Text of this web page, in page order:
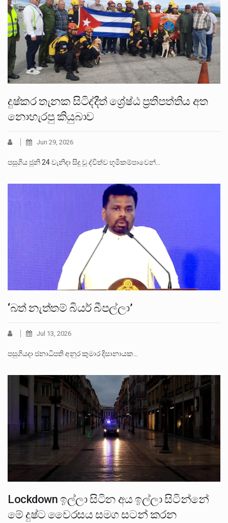
දුෂ්කර තැනක සිටිද්දීත් ශ්‍රේෂ්ඨ ප්‍රතිපත්තිය අත
නොහැරපු කියුබාව
Jun 29, 2026
පසුගිය ජුනි 24 වැනිදා සිදු වූ ද්විත්ව භූමිකම්පාවෙන්…
‘බත් නැත්තම් බියර් බීපල්ලා’
Jul 13, 2026
පසුගියදා ජනාධිපති අනුර කුමාර දිසානායක…
Lockdown ඉල්ලා සිටින අය ඉල්ලා සිටින්නේ
මේ දුෂ්ට වෛරසය සමග සටන් කරන